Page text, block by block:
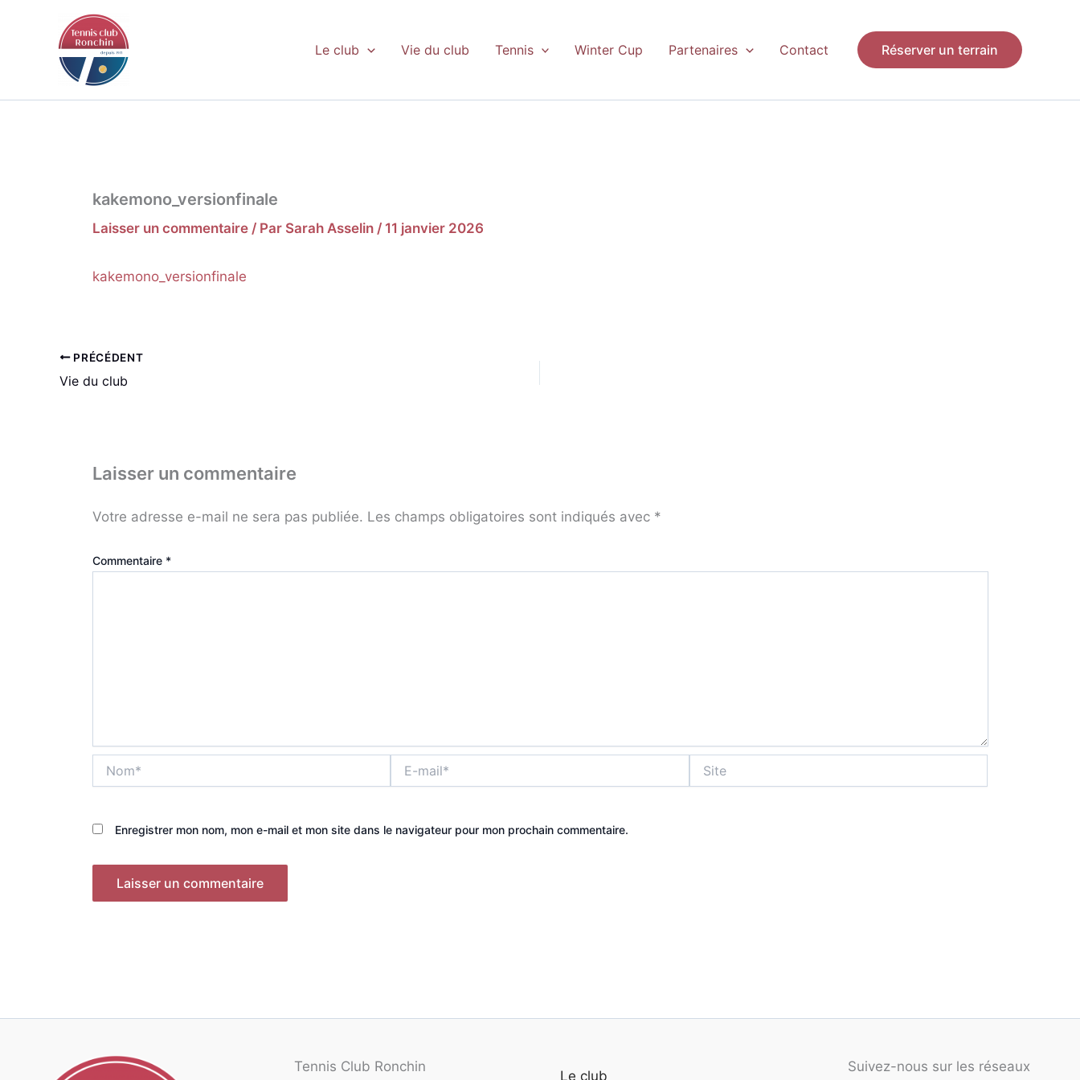
Le club Vie du club Tennis Winter Cup Partenaires Contact Réserver un terrain
kakemono_versionfinale
Laisser un commentaire / Par Sarah Asselin / 11 janvier 2026
kakemono_versionfinale
PRÉCÉDENT
Vie du club
Laisser un commentaire
Votre adresse e-mail ne sera pas publiée. Les champs obligatoires sont indiqués avec *
Commentaire *
mail*
Enregistrer mon nom, mon e-mail et mon site dans le navigateur pour mon prochain commentaire.
Tennis Club Ronchin
Le club
Suivez-nous sur les réseaux